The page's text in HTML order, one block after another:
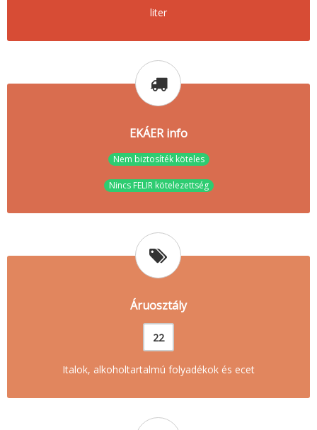
liter
EKÁER info
Nem biztosíték köteles
Nincs FELIR kötelezettség
Áruosztály
22
Italok, alkoholtartalmú folyadékok és ecet